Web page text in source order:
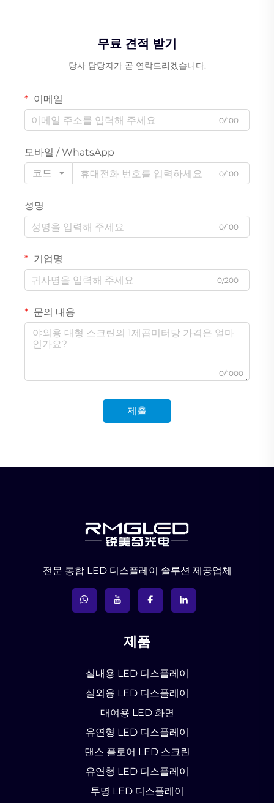
무료 견적 받기
당사 담당자가 곧 연락드리겠습니다.
이메일
0/100
모바일 / WhatsApp
코드
0/100
성명
0/100
기업명
0/200
문의 내용
0/1000
제출
전문 통합 LED 디스플레이 솔루션 제공업체
제품
실내용 LED 디스플레이
실외용 LED 디스플레이
대여용 LED 화면
유연형 LED 디스플레이
댄스 플로어 LED 스크린
유연형 LED 디스플레이
투명 LED 디스플레이